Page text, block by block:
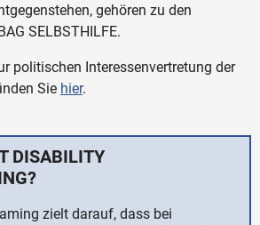
gehören zu den
SELBSTHILFE.
politischen Interessenvertretung der
Sie hier.
DISABILITY
zielt darauf, dass bei